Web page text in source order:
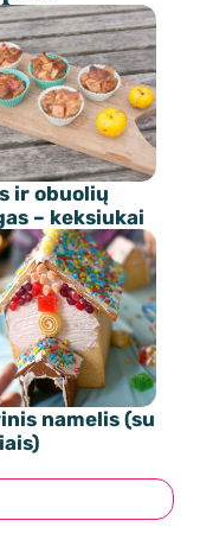
ir obuolių
– keksiukai
namelis (su